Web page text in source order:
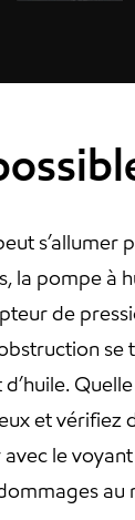
s’allumer
la pompe à
de
se
et vérifiez
le
au